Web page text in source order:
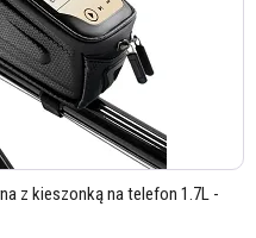
z kieszonką na telefon 1.7L -